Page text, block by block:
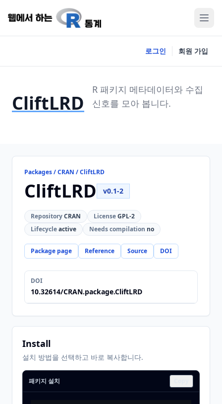
로그인 회원 가입
CliftLRD
R 패키지 메타데이터와 수집
신호를 모아 봅니다.
Packages / CRAN / CliftLRD
CliftLRD v0.1-2
RepositoryCRAN LicenseGPL-2
Lifecycleactive Needs compilation no
Package page Reference Source DOI
DOI
10.32614/CRAN.package.CliftLRD
Install
설치 방법을 선택하고 바로 복사합니다.
패키지 설치